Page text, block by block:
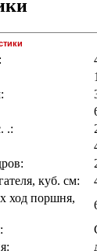
.:
куб. см:
ход поршня,